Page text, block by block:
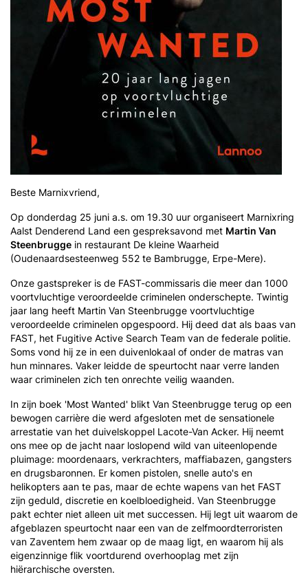
Beste Marnixvriend,
Op donderdag 25 juni a.s. om 19.30 uur organiseert Marnixring
Aalst Denderend Land een gespreksavond met Martin Van
Steenbrugge in restaurant De kleine Waarheid
(Oudenaardsesteenweg 552 te Bambrugge, Erpe-Mere).
Onze gastspreker is de FAST-commissaris die meer dan 1000
voortvluchtige veroordeelde criminelen onderschepte. Twintig
jaar lang heeft Martin Van Steenbrugge voortvluchtige
veroordeelde criminelen opgespoord. Hij deed dat als baas van
FAST, het Fugitive Active Search Team van de federale politie.
Soms vond hij ze in een duivenlokaal of onder de matras van
hun minnares. Vaker leidde de speurtocht naar verre landen
waar criminelen zich ten onrechte veilig waanden.
In zijn boek 'Most Wanted' blikt Van Steenbrugge terug op een
bewogen carrière die werd afgesloten met de sensationele
arrestatie van het duivelskoppel Lacote-Van Acker. Hij neemt
ons mee op de jacht naar loslopend wild van uiteenlopende
pluimage: moordenaars, verkrachters, maffiabazen, gangsters
en drugsbaronnen. Er komen pistolen, snelle auto's en
helikopters aan te pas, maar de echte wapens van het FAST
zijn geduld, discretie en koelbloedigheid. Van Steenbrugge
pakt echter niet alleen uit met successen. Hij legt uit waarom de
afgeblazen speurtocht naar een van de zelfmoordterroristen
van Zaventem hem zwaar op de maag ligt, en waarom hij als
eigenzinnige flik voortdurend overhooplag met zijn
hiërarchische oversten.